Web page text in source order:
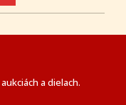
a dielach.